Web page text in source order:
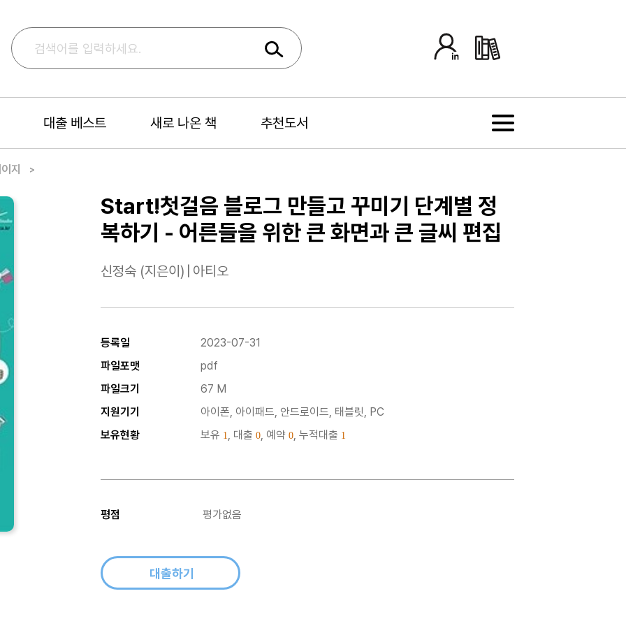
대출 베스트 새로 나온 책 추천도서
지
Start!첫걸음 블로그 만들고 꾸미기 단계별 정
복하기 - 어른들을 위한 큰 화면과 큰 글씨 편집
신정숙 (지은이) 아티오
등록일
2023-07-31
파일포맷
pdf
파일크기
67 M
지원기기
아이폰, 아이패드, 안드로이드, 태블릿, PC
보유현황
보유 1, 대출 0, 예약 0, 누적대출 1
평점 평가없음
대출하기